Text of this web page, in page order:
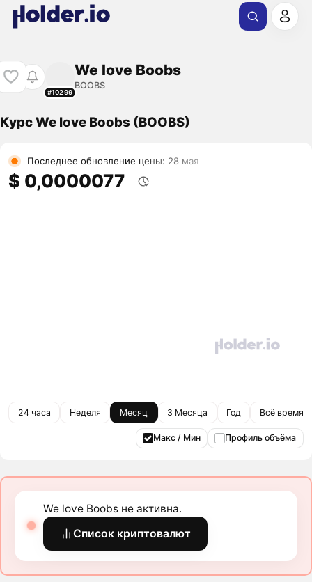
#10299
We love Boobs
BOOBS
Курс We love Boobs (BOOBS)
Последнее обновление цены: 28 мая
$ 0,0000077
24 часа Неделя Месяц 3 Месяца Год Всё время
Макс / Мин Профиль объёма
We love Boobs не активна.
Список криптовалют